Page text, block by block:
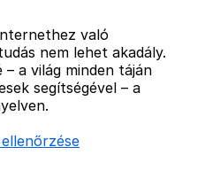
való
nem lehet akadály.
a világ minden táján
segítségével – a